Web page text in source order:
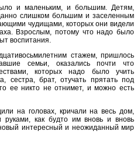
и маленьким, и большим. Детям,
слишком большим и заселенным
чудищами, которых они видели
Взрослым, потому что надо было
воспитания.
стажем, пришлось
семьи, оказались почти что
которых надо было учить
сестра, брат, отучать прятать под
ее никто не отнимет, и можно есть
на головах, кричали на весь дом,
как будто им вновь и вновь
интересный и неожиданный мир